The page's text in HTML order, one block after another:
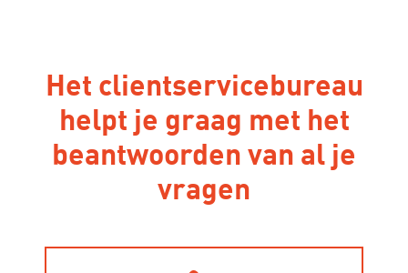
Het clientservicebureau
helpt je graag met het
beantwoorden van al je
vragen